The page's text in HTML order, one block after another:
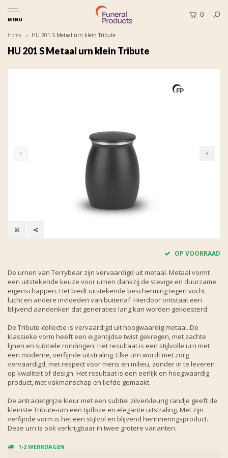
MENU
0
Home HU 201 S Metaal urn klein Tribute
HU 201 S Metaal urn klein Tribute
OP VOORRAAD
De urnen van Terrybear zijn vervaardigd uit metaal. Metaal vormt
een uitstekende keuze voor urnen dankzij de stevige en duurzame
eigenschappen. Het biedt uitstekende bescherming tegen vocht,
lucht en andere invloeden van buitenaf. Hierdoor ontstaat een
blijvend aandenken dat generaties lang kan worden gekoesterd.
De Tribute-collectie is vervaardigd uit hoogwaardig metaal. De
klassieke vorm heeft een eigentijdse twist gekregen, met zachte
lijnen en subtiele rondingen. Het resultaat is een stijlvolle urn met
een moderne, verfijnde uitstraling. Elke urn wordt met zorg
vervaardigd, met respect voor mens en milieu, zonder in te leveren
op kwaliteit of design. Het resultaat is een eerlijk en hoogwaardig
product, met vakmanschap en liefde gemaakt.
De antracietgrijze kleur met een subtiel zilverkleurig randje geeft de
kleinste Tribute-urn een tijdloze en elegante uitstraling. Met zijn
verfijnde vorm is het een stijlvol en blijvend herinneringsproduct.
Deze urn is ook verkrijgbaar in twee grotere varianten.
1-2 WERKDAGEN